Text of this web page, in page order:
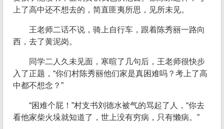
上了高中还不想去的，简直匪夷所思，见所未见。
王老师二话不说，骑上自行车，跟着陈秀丽一路向
西，去了黄泥岗。
同学二人久未见面，寒暄了几句后，王老师很快步
入了正题，“你们村陈秀丽他们家是真困难吗？考上了高
中都不想念？”
“困难个屁！”村支书刘德水被气的骂起了人，“你去
看他家柴火垛就知道了，世上没有穷病，只有懒病。”